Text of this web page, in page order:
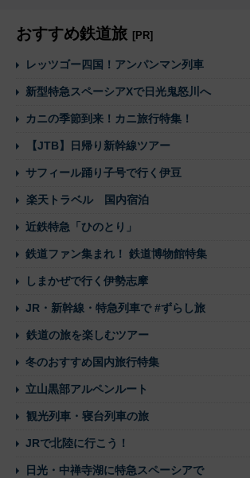
おすすめ鉄道旅 [PR]
レッツゴー四国！アンパンマン列車
新型特急スペーシアXで日光鬼怒川へ
カニの季節到来！カニ旅行特集！
【JTB】日帰り新幹線ツアー
サフィール踊り子号で行く伊豆
楽天トラベル 国内宿泊
近鉄特急「ひのとり」
鉄道ファン集まれ！ 鉄道博物館特集
しまかぜで行く伊勢志摩
JR・新幹線・特急列車で #ずらし旅
鉄道の旅を楽しむツアー
冬のおすすめ国内旅行特集
立山黒部アルペンルート
観光列車・寝台列車の旅
JRで北陸に行こう！
日光・中禅寺湖に特急スペーシアで